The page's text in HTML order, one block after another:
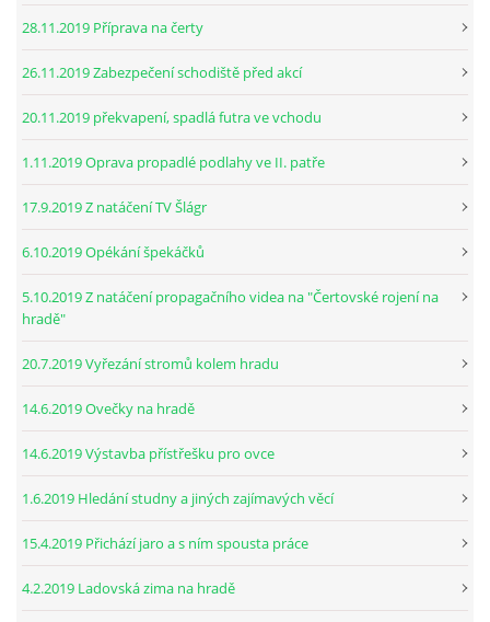
28.11.2019 Příprava na čerty
26.11.2019 Zabezpečení schodiště před akcí
20.11.2019 překvapení, spadlá futra ve vchodu
1.11.2019 Oprava propadlé podlahy ve II. patře
17.9.2019 Z natáčení TV Šlágr
6.10.2019 Opékání špekáčků
5.10.2019 Z natáčení propagačního videa na "Čertovské rojení na
hradě"
20.7.2019 Vyřezání stromů kolem hradu
14.6.2019 Ovečky na hradě
14.6.2019 Výstavba přístřešku pro ovce
1.6.2019 Hledání studny a jiných zajímavých věcí
15.4.2019 Přichází jaro a s ním spousta práce
4.2.2019 Ladovská zima na hradě